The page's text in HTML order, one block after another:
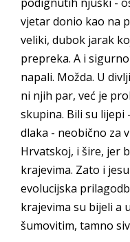
vjetar donio kao na
veliki, dubok jarak
prepreka. A i
napali. Možda. U
ni njih par, već je
skupina. Bili su lijepi
dlaka - neobično za
Hrvatskoj, i šire, jer
krajevima. Zato i
evolucijska
krajevima su bijeli a
šumovitim, tamno